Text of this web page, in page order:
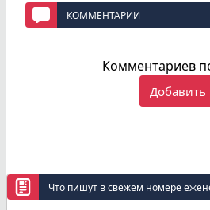
КОММЕНТАРИИ
Комментариев
Добавить
Что пишут в свежем номере